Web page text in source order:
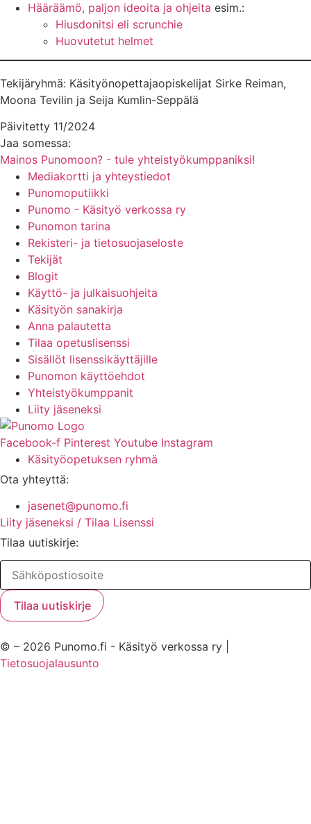
Hääräämö, paljon ideoita ja ohjeita esim.:
Hiusdonitsi eli scrunchie
Huovutetut helmet
Tekijäryhmä: Käsityönopettajaopiskelijat Sirke Reiman,
Moona Tevilin ja Seija Kumlin-Seppälä
Päivitetty 11/2024
Jaa somessa:
Mainos Punomoon? - tule yhteistyökumppaniksi!
Mediakortti ja yhteystiedot
Punomoputiikki
Punomo - Käsityö verkossa ry
Punomon tarina
Rekisteri- ja tietosuojaseloste
Tekijät
Blogit
Käyttö- ja julkaisuohjeita
Käsityön sanakirja
Anna palautetta
Tilaa opetuslisenssi
Sisällöt lisenssikäyttäjille
Punomon käyttöehdot
Yhteistyökumppanit
Liity jäseneksi
Facebook-f Pinterest Youtube Instagram
Käsityöopetuksen ryhmä
Ota yhteyttä:
jasenet@punomo.fi
Liity jäseneksi / Tilaa Lisenssi
Tilaa uutiskirje:
© – 2026 Punomo.fi - Käsityö verkossa ry |
Tietosuojalausunto